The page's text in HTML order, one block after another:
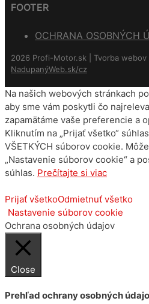
FOOTER
OCHRANA OSOBNÝCH
2026 Profi-Motor.sk | Tvorba webov
NadupanýWeb.sk/cz
Na našich webových stránkach
aby sme vám poskytli čo
zapamätáme vaše preferencie a
Kliknutím na „Prijať všetko“
VŠETKÝCH súborov cookie.
„Nastavenie súborov cookie“ a
súhlas. Prečítajte si viac
Prijať všetkoOdmietnuť všetko
Nastavenie súborov cookie
Ochrana osobných údajov
Close
Prehľad ochrany osobných